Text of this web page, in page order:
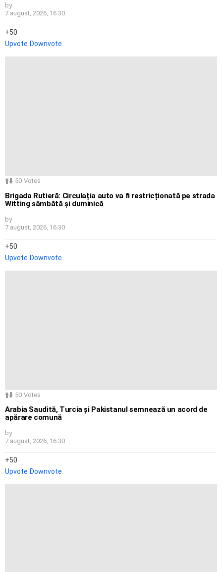
by
7 august, 2026, 16:30
50
Upvote Downvote
50 Votes
Brigada Rutieră: Circulația auto va fi restricționată pe strada
Witting sâmbătă și duminică
by
7 august, 2026, 16:30
50
Upvote Downvote
50 Votes
Arabia Saudită, Turcia și Pakistanul semnează un acord de
apărare comună
by
7 august, 2026, 16:30
50
Upvote Downvote